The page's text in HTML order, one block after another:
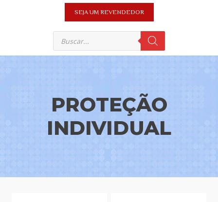
SEJA UM REVENDEDOR
PROTEÇÃO
INDIVIDUAL